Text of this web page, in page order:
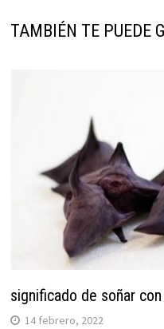
TAMBIÉN TE PUEDE
significado de soñar
14 febrero, 2022